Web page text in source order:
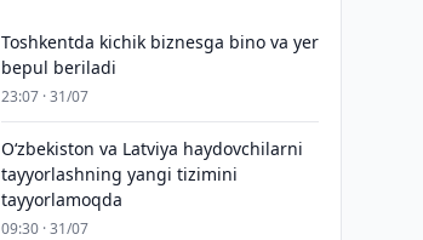
Toshkentda kichik biznesga bino va yer
bepul beriladi
23:07 · 31/07
Oʻzbekiston va Latviya haydovchilarni
tayyorlashning yangi tizimini
tayyorlamoqda
09:30 · 31/07